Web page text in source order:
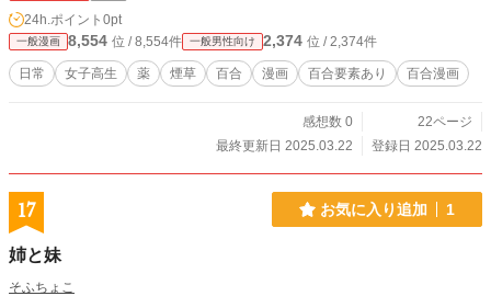
24h.ポイント 0pt
一般漫画 8,554 位 / 8,554件 一般男性向け 2,374 位 / 2,374件
日常 女子高生 薬 煙草 百合 漫画 百合要素あり 百合漫画
感想数 0
22ページ
最終更新日 2025.03.22
登録日 2025.03.22
17 お気に入り追加 1
姉と妹
そふちょこ